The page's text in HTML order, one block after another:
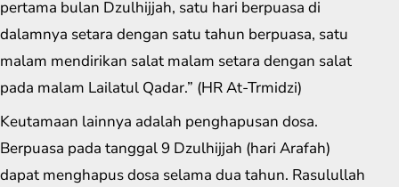
pertama bulan Dzulhijjah, satu hari berpuasa di
dalamnya setara dengan satu tahun berpuasa, satu
malam mendirikan salat malam setara dengan salat
pada malam Lailatul Qadar.” (HR At-Trmidzi)
Keutamaan lainnya adalah penghapusan dosa.
Berpuasa pada tanggal 9 Dzulhijjah (hari Arafah)
dapat menghapus dosa selama dua tahun. Rasulullah